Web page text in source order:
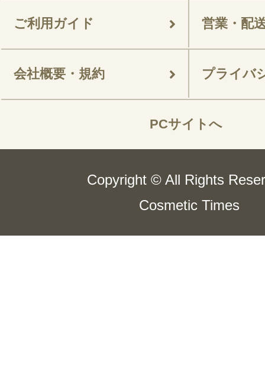
ご利用ガイド 営業・配
会社概要・規約 プライバ
PCサイトへ
Copyright © All Rights
Cosmetic Times